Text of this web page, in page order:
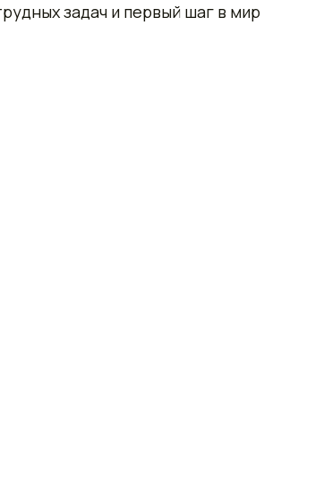
задач и первый шаг в мир